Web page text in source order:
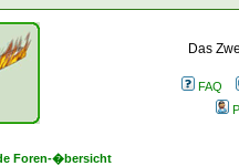
Das
FAQ
Foren-�bersicht